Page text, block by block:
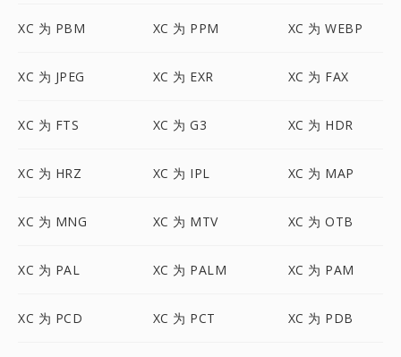
XC 为 PBM XC 为 PPM XC 为 WEBP
XC 为 JPEG XC 为 EXR XC 为 FAX
XC 为 FTS XC 为 G3 XC 为 HDR
XC 为 HRZ XC 为 IPL XC 为 MAP
XC 为 MNG XC 为 MTV XC 为 OTB
XC 为 PAL XC 为 PALM XC 为 PAM
XC 为 PCD XC 为 PCT XC 为 PDB